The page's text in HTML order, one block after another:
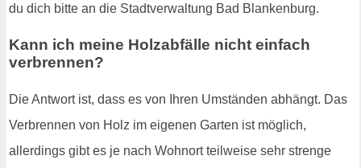
du dich bitte an die Stadtverwaltung Bad Blankenburg.
Kann ich meine Holzabfälle nicht einfach
verbrennen?
Die Antwort ist, dass es von Ihren Umständen abhängt. Das
Verbrennen von Holz im eigenen Garten ist möglich,
allerdings gibt es je nach Wohnort teilweise sehr strenge